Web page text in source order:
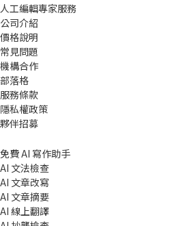
人工編輯專家服務
公司介紹
價格說明
常見問題
機構合作
部落格
服務條款
隱私權政策
夥伴招募
免費 AI 寫作助手
AI 文法檢查
AI 文章改寫
AI 文章摘要
AI 線上翻譯